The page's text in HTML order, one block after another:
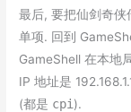
最后, 要把仙剑奇侠
单项. 回到
GameShell 在本地
IP 地址是
(都是 cpi ).